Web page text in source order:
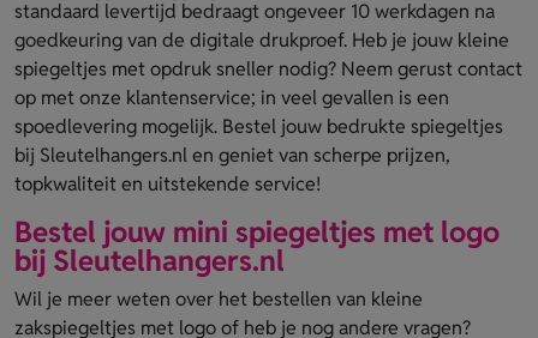
standaard levertijd bedraagt ongeveer 10 werkdagen na
goedkeuring van de digitale drukproef. Heb je jouw kleine
spiegeltjes met opdruk sneller nodig? Neem gerust contact
op met onze klantenservice; in veel gevallen is een
spoedlevering mogelijk. Bestel jouw bedrukte spiegeltjes
bij Sleutelhangers.nl en geniet van scherpe prijzen,
topkwaliteit en uitstekende service!
Bestel jouw mini spiegeltjes met logo
bij Sleutelhangers.nl
Wil je meer weten over het bestellen van kleine
zakspiegeltjes met logo of heb je nog andere vragen?